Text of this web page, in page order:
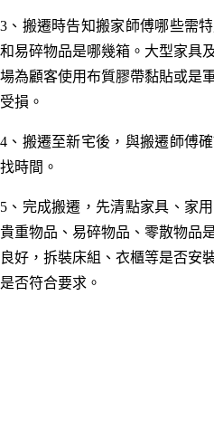
3、搬遷時告知搬家師傅哪些需
和易碎物品是哪幾箱。 大型家具
場為顧客使用布質膠帶黏貼或是
受損。
4、搬遷至新宅後，與搬遷師傅
找時間。
5、完成搬遷，先清點家具、家
貴重物品、易碎物品、零散物品
良好， 拆裝床組、衣櫃等是否安
是否符合要求。